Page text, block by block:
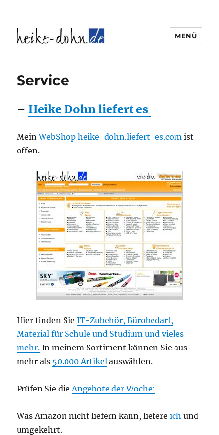
MENÜ
Service
–Heike Dohn liefert es
MeinWebShopheike-dohn.liefert-es.com ist
offen.
Hier finden SieIT-Zubehör, Bürobedarf,
Material für Schule und Studium und vieles
mehr. In meinem Sortiment können Sie aus
mehr als 50.000 Artikel auswählen.
Prüfen Sie dieAngebote der Woche:
Was Amazon nicht liefern kann, liefereich und
umgekehrt.